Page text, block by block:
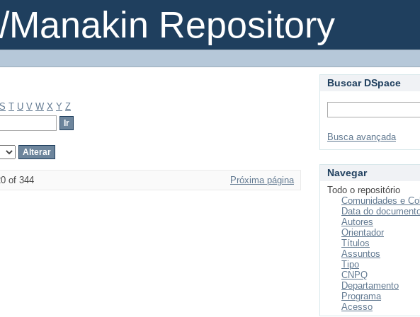
Repository
S T U V W X Y Z
of 344 Próxima página
Buscar DSpace
Busca avançada
Navegar
Todo o repositório
Comunidades e
Data do
Autores
Orientador
Títulos
Assuntos
Tipo
CNPQ
Departamento
Programa
Acesso